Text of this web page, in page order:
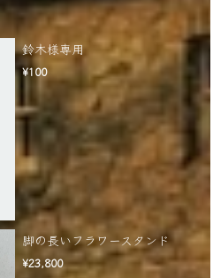
鈴木様専用
¥100
脚の長いフラワースタンド
¥23,800